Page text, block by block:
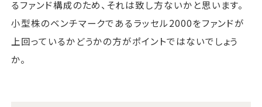
るファンド構成のため、それは致し方ないかと思います。
小型株のベンチマークであるラッセル2000をファンドが
上回っているかどうかの方がポイントではないでしょう
か。